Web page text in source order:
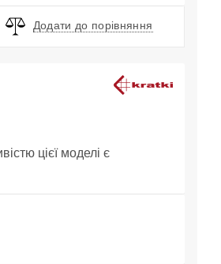
Додати до порівняння
цієї моделі є